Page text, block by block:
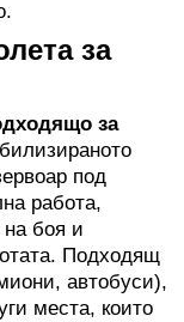
за
за
под
работа,
на боя и
Подходящ
автобуси),
места, които